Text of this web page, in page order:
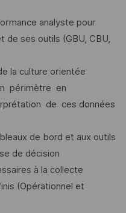
analyste pour
de ses outils (GBU, CBU,
la culture orientée
périmètre en
de ces données
de bord et aux outils
de décision
à la collecte
(Opérationnel et